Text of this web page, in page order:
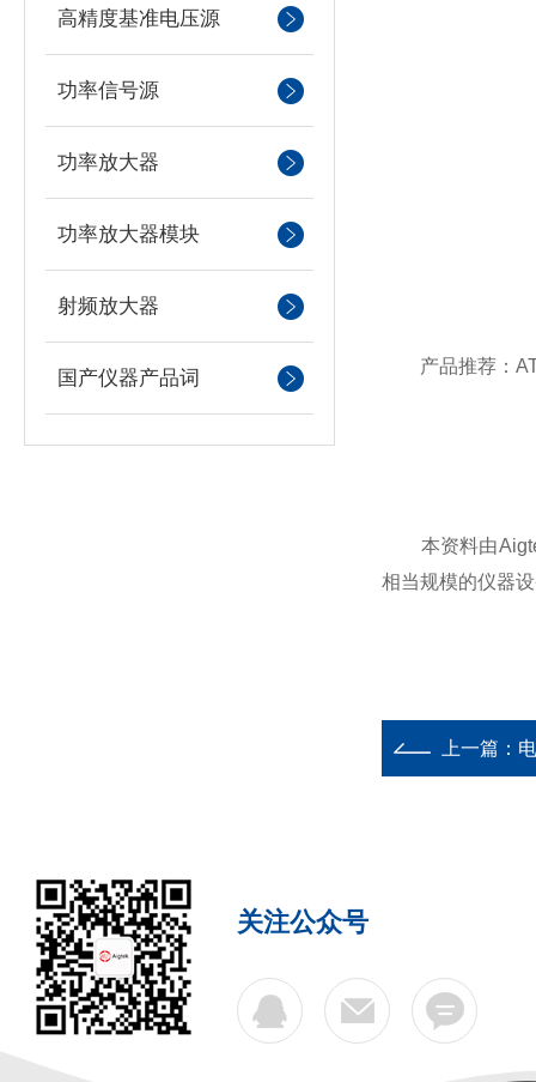
高精度基准电压源
功率信号源
功率放大器
功率放大器模块
射频放大器
国产仪器产品词
产品推荐：
本资料由Aigtek
相当规模的仪器
上一篇：
关注公众号